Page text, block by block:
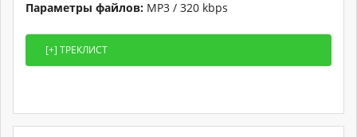
Параметры файлов: MP3 / 320 kbps